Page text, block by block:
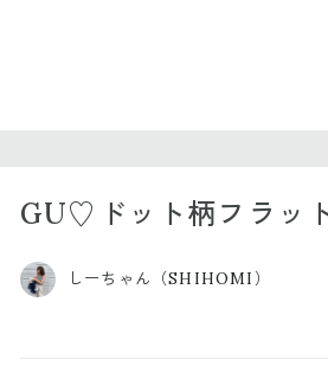
GU♡ドット柄フラッ
しーちゃん（SHIHOMI）